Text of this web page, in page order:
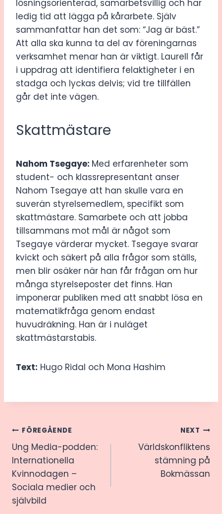
lösningsorienterad, samarbetsvillig och har
ledig tid att lägga på kårarbete. Själv
sammanfattar han det som: “Jag är bäst.”
Att alla ska kunna ta del av föreningarnas
verksamhet menar han är viktigt. Laurell får
i uppdrag att identifiera felaktigheter i en
stadga och lyckas delvis; vid tre tillfällen
går det inte vägen.
Skattmästare
Nahom Tsegaye: Med erfarenheter som
student- och klassrepresentant anser
Nahom Tsegaye att han skulle vara en
suverän styrelsemedlem, specifikt som
skattmästare. Samarbete och att jobba
tillsammans mot mål är något som
Tsegaye värderar mycket. Tsegaye svarar
kvickt och säkert på alla frågor som ställs,
men blir osäker när han får frågan om hur
många styrelseposter det finns. Han
imponerar publiken med att snabbt lösa en
matematikfråga genom endast
huvudräkning. Han är i nuläget
skattmästarstabis.
Text: Hugo Ridal och Mona Hashim
Inläggsnavigering
FÖREGÅENDE
Ung Media-podden:
Internationella
Kvinnodagen –
Sociala medier och
självbild
NEXT
Världskonfliktens
stämning på
Bokmässan